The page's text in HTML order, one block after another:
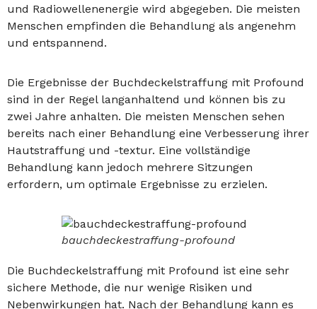
und Radiowellenenergie wird abgegeben. Die meisten
Menschen empfinden die Behandlung als angenehm
und entspannend.
Die Ergebnisse der Buchdeckelstraffung mit Profound
sind in der Regel langanhaltend und können bis zu
zwei Jahre anhalten. Die meisten Menschen sehen
bereits nach einer Behandlung eine Verbesserung ihrer
Hautstraffung und -textur. Eine vollständige
Behandlung kann jedoch mehrere Sitzungen
erfordern, um optimale Ergebnisse zu erzielen.
bauchdeckestraffung-profound
Die Buchdeckelstraffung mit Profound ist eine sehr
sichere Methode, die nur wenige Risiken und
Nebenwirkungen hat. Nach der Behandlung kann es